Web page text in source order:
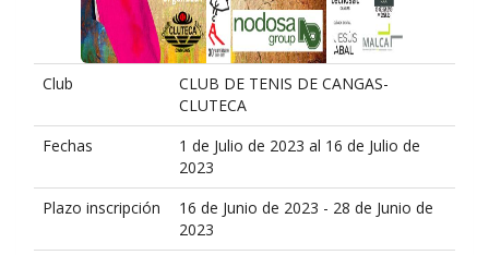
Club
CLUB DE TENIS DE CANGAS-
CLUTECA
Fechas
1 de Julio de 2023 al 16 de Julio de
2023
Plazo inscripción
16 de Junio de 2023 - 28 de Junio de
2023